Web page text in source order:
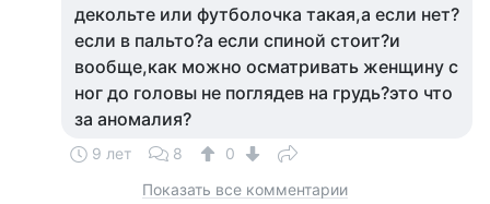
декольте или футболочка такая,а если нет?
если в пальто?а если спиной стоит?и
вообще,как можно осматривать женщину с
ног до головы не поглядев на грудь?это что
за аномалия?
9 лет 8
0
Показать все комментарии